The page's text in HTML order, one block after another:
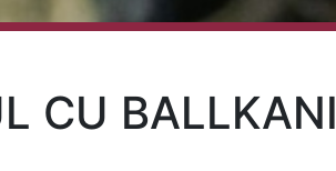
CU BALLKANI